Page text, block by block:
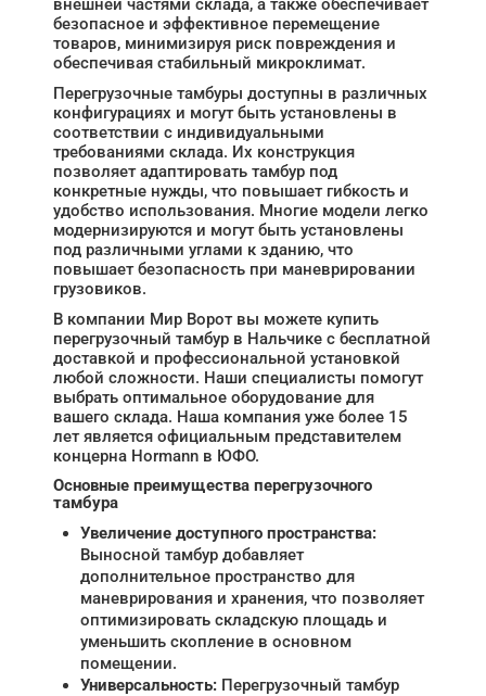
внешней частями склада, а также обеспечивает
безопасное и эффективное перемещение
товаров, минимизируя риск повреждения и
обеспечивая стабильный микроклимат.
Перегрузочные тамбуры доступны в различных
конфигурациях и могут быть установлены в
соответствии с индивидуальными
требованиями склада. Их конструкция
позволяет адаптировать тамбур под
конкретные нужды, что повышает гибкость и
удобство использования. Многие модели легко
модернизируются и могут быть установлены
под различными углами к зданию, что
повышает безопасность при маневрировании
грузовиков.
В компании Мир Ворот вы можете купить
перегрузочный тамбур в Нальчике с бесплатной
доставкой и профессиональной установкой
любой сложности. Наши специалисты помогут
выбрать оптимальное оборудование для
вашего склада. Наша компания уже более 15
лет является официальным представителем
концерна Hormann в ЮФО.
Основные преимущества перегрузочного
тамбура
Увеличение доступного пространства:
Выносной тамбур добавляет
дополнительное пространство для
маневрирования и хранения, что позволяет
оптимизировать складскую площадь и
уменьшить скопление в основном
помещении.
Универсальность: Перегрузочный тамбур